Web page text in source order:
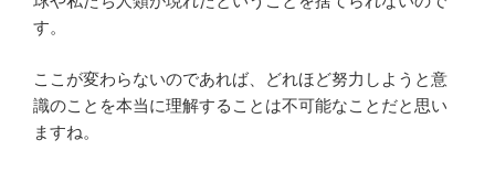
す。
ここが変わらないのであれば、どれほど努力しようと意
識のことを本当に理解することは不可能なことだと思い
ますね。